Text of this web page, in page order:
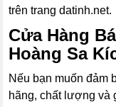
trên trang datinh.net.
Cửa Hàng
Hoàng Sa
Nếu bạn muốn đảm
hãng, chất lượng và